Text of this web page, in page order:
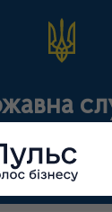
Для